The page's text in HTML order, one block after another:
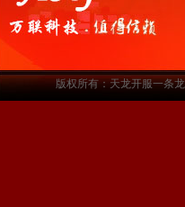
版权所有：天龙开服一条